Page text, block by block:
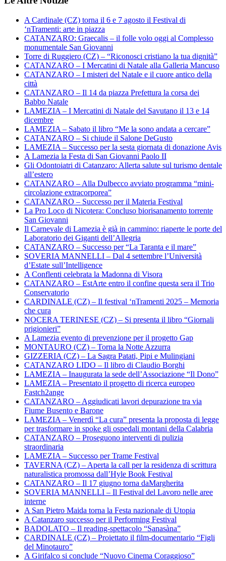
A Cardinale (CZ) torna il 6 e 7 agosto il Festival di
‘nTramenti: arte in piazza
CATANZARO: Graecalis – il folle volo oggi al Complesso
monumentale San Giovanni
Torre di Ruggiero (CZ) – “Riconosci cristiano la tua dignità”
CATANZARO – I Mercatini di Natale alla Galleria Mancuso
CATANZARO – I misteri del Natale e il cuore antico della
città
CATANZARO – Il 14 da piazza Prefettura la corsa dei
Babbo Natale
LAMEZIA – I Mercatini di Natale del Savutano il 13 e 14
dicembre
LAMEZIA – Sabato il libro “Me la sono andata a cercare”
CATANZARO – Si chiude il Salone DeGusto
LAMEZIA – Successo per la sesta giornata di donazione Avis
A Lamezia la Festa di San Giovanni Paolo II
Gli Odontoiatri di Catanzaro: Allerta salute sul turismo dentale
all’estero
CATANZARO – Alla Dulbecco avviato programma “mini-
circolazione extracorporea”
CATANZARO – Successo per il Materia Festival
La Pro Loco di Nicotera: Concluso biorisanamento torrente
San Giovanni
Il Carnevale di Lamezia è già in cammino: riaperte le porte del
Laboratorio dei Giganti dell’Allegria
CATANZARO – Successo per “La Taranta e il mare”
SOVERIA MANNELLI – Dal 4 settembre l’Università
d’Estate sull’Intelligence
A Conflenti celebrata la Madonna di Visora
CATANZARO – EstArte entro il confine questa sera il Trio
Conservatorio
CARDINALE (CZ) – Il festival ‘nTramenti 2025 – Memoria
che cura
NOCERA TERINESE (CZ) – Si presenta il libro “Giornali
prigionieri”
A Lamezia evento di prevenzione per il progetto Gap
MONTAURO (CZ) – Torna la Notte Azzurra
GIZZERIA (CZ) – La Sagra Patati, Pipi e Mulingiani
CATANZARO LIDO – Il libro di Claudio Borghi
LAMEZIA – Inaugurata la sede dell’Associazione “Il Dono”
LAMEZIA – Presentato il progetto di ricerca europeo
Fastch2ange
CATANZARO – Aggiudicati lavori depurazione tra via
Fiume Busento e Barone
LAMEZIA – Venerdì “La cura” presenta la proposta di legge
per trasformare in spoke gli ospedali montani della Calabria
CATANZARO – Proseguono interventi di pulizia
straordinaria
LAMEZIA – Successo per Trame Festival
TAVERNA (CZ) – Aperta la call per la residenza di scrittura
naturalistica promossa dall’Hyle Book Festival
CATANZARO – Il 17 giugno torna daMargherita
SOVERIA MANNELLI – Il Festival del Lavoro nelle aree
interne
A San Pietro Maida torna la Festa nazionale di Utopia
A Catanzaro successo per il Performing Festival
BADOLATO – Il reading-spettacolo “Sanasàna”
CARDINALE (CZ) – Proiettato il film-documentario “Figli
del Minotauro”
A Girifalco si conclude “Nuovo Cinema Coraggioso”